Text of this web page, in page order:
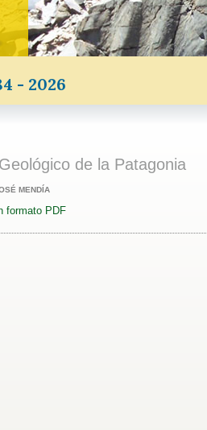
- 2026
de la Patagonia
MENDÍA
formato PDF